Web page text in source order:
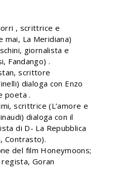
, scrittrice e
mai, La Meridiana)
giornalista e
Fandango) .
scrittore
dialoga con Enzo
poeta .
scrittrice (L’amore e
dialoga con il
di D- La Repubblica
Contrasto).
del film Honeymoons;
Goran